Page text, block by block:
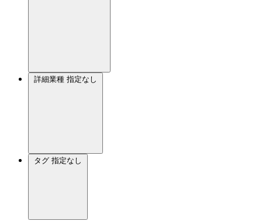
詳細業種 指定なし
タグ 指定なし